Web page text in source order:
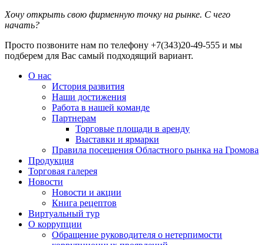
Хочу открыть свою фирменную точку на рынке. С чего
начать?
Просто позвоните нам по телефону +7(343)20-49-555 и мы
подберем для Вас самый подходящий вариант.
О нас
История развития
Наши достижения
Работа в нашей команде
Партнерам
Торговые площади в аренду
Выставки и ярмарки
Правила посещения Областного рынка на Громова
Продукция
Торговая галерея
Новости
Новости и акции
Книга рецептов
Виртуальный тур
О коррупции
Обращение руководителя о нетерпимости